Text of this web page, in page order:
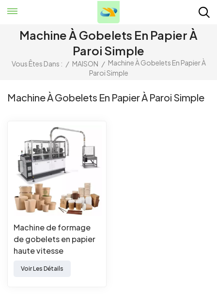
Machine À Gobelets En Papier À
Paroi Simple
Vous Êtes Dans : / MAISON / Machine À Gobelets En Papier À
Paroi Simple
Machine À Gobelets En Papier À Paroi Simple
Machine de formage
de gobelets en papier
haute vitesse
machine à gobelets en
Voir Les Détails